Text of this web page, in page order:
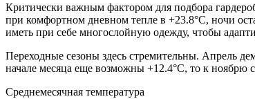
Критически важным фактором для подбора
при комфортном дневном тепле в +23.8°C, ночи
иметь при себе многослойную одежду, чтобы
Переходные сезоны здесь стремительны. Апрель
начале месяца еще возможны +12.4°C, то к ноябрю
Среднемесячная температура